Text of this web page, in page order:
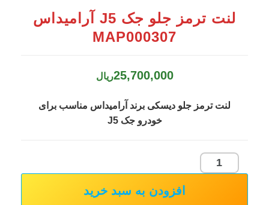
لنت ترمز جلو جک J5 آرامیداس
MAP000307
25,700,000ریال
لنت ترمز جلو دیسکی برند آرامیداس مناسب برای
خودرو جک J5
لنت
افزودن به سبد خرید